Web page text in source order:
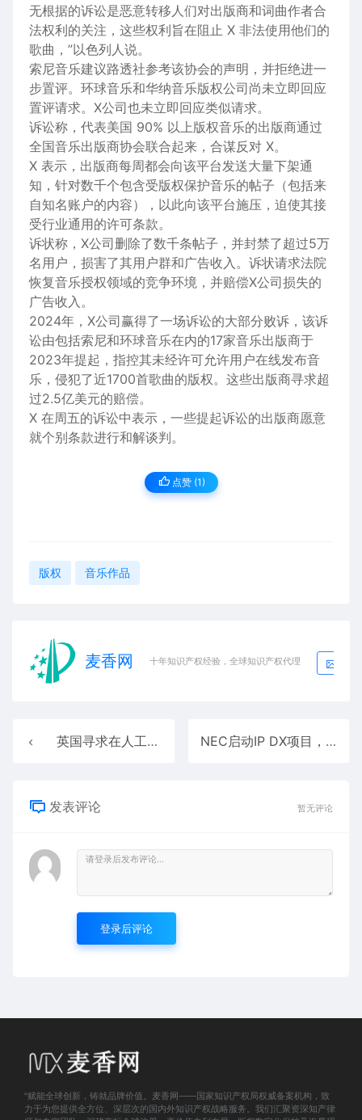
无根据的诉讼是恶意转移人们对出版商和词曲作者合
法权利的关注，这些权利旨在阻止 X 非法使用他们的
歌曲，”以色列人说。
索尼音乐建议路透社参考该协会的声明，并拒绝进一
步置评。环球音乐和华纳音乐版权公司尚未立即回应
置评请求。X公司也未立即回应类似请求。
诉讼称，代表美国 90% 以上版权音乐的出版商通过
全国音乐出版商协会联合起来，合谋反对 X。
X 表示，出版商每周都会向该平台发送大量下架通
知，针对数千个包含受版权保护音乐的帖子（包括来
自知名账户的内容），以此向该平台施压，迫使其接
受行业通用的许可条款。
诉状称，X公司删除了数千条帖子，并封禁了超过5万
名用户，损害了其用户群和广告收入。诉状请求法院
恢复音乐授权领域的竞争环境，并赔偿X公司损失的
广告收入。
2024年，X公司赢得了一场诉讼的大部分败诉 ，该诉
讼由包括索尼和环球音乐在内的17家音乐出版商于
2023年提起，指控其未经许可允许用户在线发布音
乐，侵犯了近1700首歌曲的版权。这些出版商寻求超
过2.5亿美元的赔偿。
X 在周五的诉讼中表示，一些提起诉讼的出版商愿意
就个别条款进行和解谈判。
点赞 (1)
版权 音乐作品
麦香网 十年知识产权经验，全球知识产权代理
英国寻求在人工智能与创作者之间的版权之争中“重启” NEC启动IP DX项目，旨在支持知识产权运营的精简和发展
发表评论 暂无评论
登录后评论
“赋能全球创新，铸就品牌价值。麦香网——国家知识产权局权威备案机构，致
力于为您提供全方位、深层次的国内外知识产权战略服务。我们汇聚资深知产律